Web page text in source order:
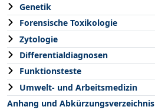
Genetik
Forensische Toxikologie
Zytologie
Differentialdiagnosen
Funktionsteste
Umwelt- und Arbeitsmedizin
Anhang und Abkürzungsverzeichnis